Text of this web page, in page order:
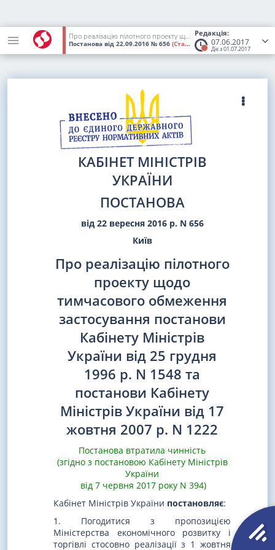
Редакція:
07.06.2017
Діє з 01.07.2017
Про реалізацію пілотного проекту щодо тимчасового обмеження застосування постанови Кабінету Міністрів України від 25 грудня 1996 р. N 1548 та постанови Кабінету Міністрів України від 17 жовтня 2007 р. N 1222
Постанова від 22.09.2016 № 656 (Статус: Втратив чинність)
КАБІНЕТ МІНІСТРІВ
УКРАЇНИ
ПОСТАНОВА
від 22 вересня 2016 р. N 656
Київ
Про реалізацію пілотного
проекту щодо
тимчасового обмеження
застосування постанови
Кабінету Міністрів
України від 25 грудня
1996 р. N 1548 та
постанови Кабінету
Міністрів України від 17
жовтня 2007 р. N 1222
Постанова втратила чинність
(згідно з постановою Кабінету Міністрів
України
від 7 червня 2017 року N 394)
Кабінет Міністрів України постановляє:
1. Погодитися з пропозицією
Міністерства економічного розвитку і
торгівлі стосовно реалізації з 1 жовтня